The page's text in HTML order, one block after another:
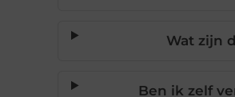
Wat zijn
Ben ik zelf